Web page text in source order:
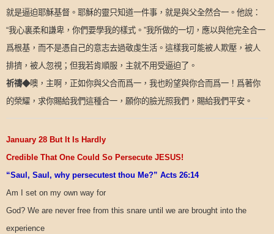
就是逼迫耶穌基督。耶穌的靈只知道一件事，就是與父全然合一。他說：
“我心裏柔和謙卑，你們要學我的樣式。 ”我所做的一切，應以與他完全合一
爲根基，而不是憑自己的意志去過敬虔生活。這樣我可能被人欺壓，被人
排擠，被人忽視；但我若肯順服，主就不用受逼迫了。
祈禱◆噢，主啊，正如你與父合而爲一，我也盼望與你合而爲一！爲著你
的榮耀，求你賜給我們這種合一，願你的臉光照我們，賜給我們平安。
January 28 But It Is Hardly
Credible That One Could So Persecute JESUS!
“Saul, Saul, why persecutest thou Me?” Acts 26:14
Am I set on my own way for
God? We are never free from this snare until we are brought into the
experience